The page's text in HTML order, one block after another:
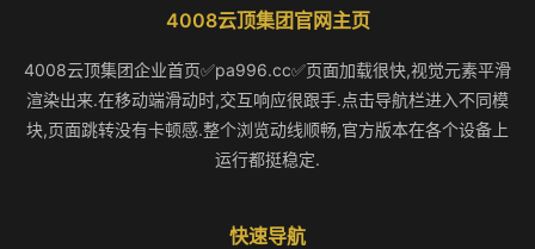
4008云顶集团官网主页
4008云顶集团企业首页✅pa996.cc✅页面加载很快,视觉元素平滑
渲染出来.在移动端滑动时,交互响应很跟手.点击导航栏进入不同模
块,页面跳转没有卡顿感.整个浏览动线顺畅,官方版本在各个设备上
运行都挺稳定.
快速导航